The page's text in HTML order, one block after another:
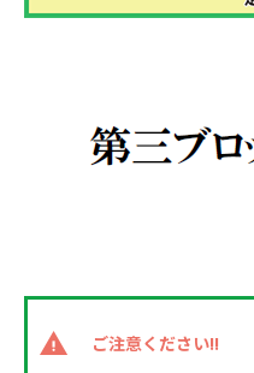
ご注意ください!!